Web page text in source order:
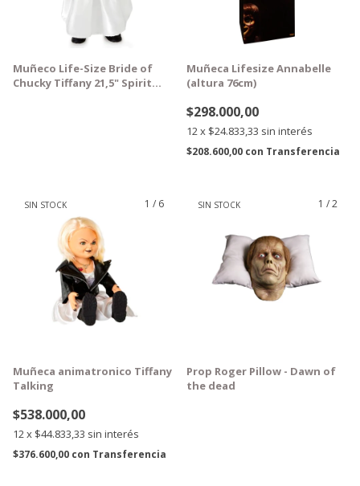
Muñeco Life-Size Bride of
Chucky Tiffany 21,5" Spirit
Muñeca Lifesize Annabelle
(altura 76cm)
$298.000,00
12x $24.833,33 sin interés
$208.600,00 con Transferencia
1 / 6
SIN STOCK
GRATIS
Muñeca animatronico Tiffany
Talking
$538.000,00
12x $44.833,33 sin interés
$376.600,00 con Transferencia
1 /2
SIN STOCK
Prop Roger Pillow - Dawn of
the dead